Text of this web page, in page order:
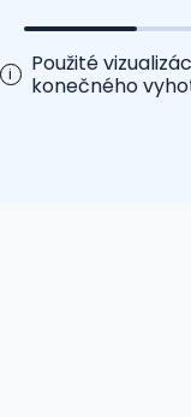
i
Použité
konečného